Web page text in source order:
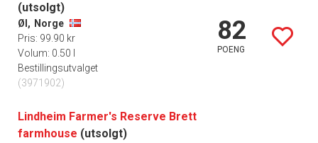
(utsolgt)
Øl, Norge
Pris: 99.90 kr
Volum: 0.50 l
Bestillingsutvalget
(3971902)
82
POENG
Lindheim Farmer's Reserve Brett
farmhouse (utsolgt)